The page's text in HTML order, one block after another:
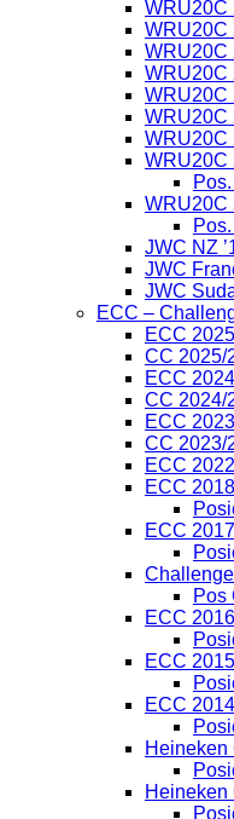
WRU20C
WRU20C
WRU20C
WRU20C
WRU20C
WRU20C
WRU20C
WRU20C
WRU20C
JWC NZ
JWC
JWC
ECC –
ECC
CC 2025/
ECC
CC 2024/
ECC
CC 2023/
ECC
ECC
ECC
Pos
ECC
ECC
ECC
Heineken
Heineken